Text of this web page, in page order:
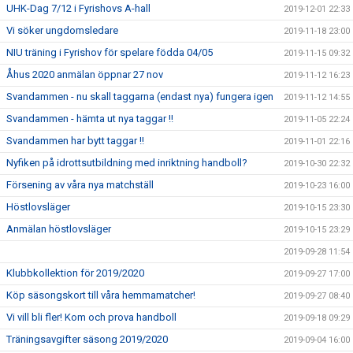
UHK-Dag 7/12 i Fyrishovs A-hall 2019-12-01 22:33
Vi söker ungdomsledare 2019-11-18 23:00
NIU träning i Fyrishov för spelare födda 04/05 2019-11-15 09:32
Åhus 2020 anmälan öppnar 27 nov 2019-11-12 16:23
Svandammen - nu skall taggarna (endast nya) fungera igen 2019-11-12 14:55
Svandammen - hämta ut nya taggar !! 2019-11-05 22:24
Svandammen har bytt taggar !! 2019-11-01 22:16
Nyfiken på idrottsutbildning med inriktning handboll? 2019-10-30 22:32
Försening av våra nya matchställ 2019-10-23 16:00
Höstlovsläger 2019-10-15 23:30
Anmälan höstlovsläger 2019-10-15 23:29
2019-09-28 11:54
Klubbkollektion för 2019/2020 2019-09-27 17:00
Köp säsongskort till våra hemmamatcher! 2019-09-27 08:40
Vi vill bli fler! Kom och prova handboll 2019-09-18 09:29
Träningsavgifter säsong 2019/2020 2019-09-04 16:00